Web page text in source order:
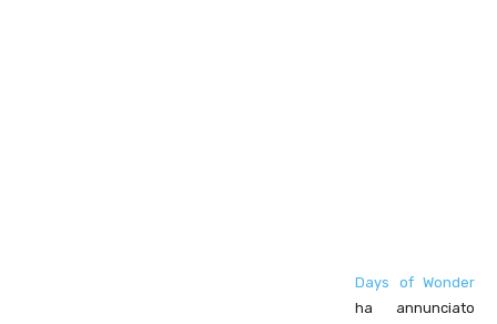
Days of Wonder
ha annunciato